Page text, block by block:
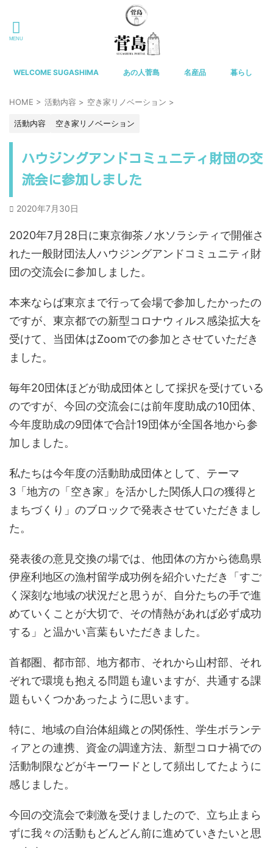
WELCOME SUGASHIMA あの人菅島 名産品 暮らし
HOME > 活動内容 > 空き家リノベーション >
活動内容 空き家リノベーション
ハウジングアンドコミュニティ財団の交
流会に参加しました
2020年7月30日
2020年7月28日に東京御茶ノ水ソラシティで開催さ
れた一般財団法人ハウジングアンドコミュニティ財
団の交流会に参加しました。
本来ならば東京まで行って会場で参加したかったの
ですが、東京都での新型コロナウィルス感染拡大を
受けて、当団体はZoomでの参加とさせていただき
ました。
毎年20団体ほどが助成団体として採択を受けている
のですが、今回の交流会には前年度助成の10団体、
今年度助成の9団体で合計19団体が全国各地から参
加しました。
私たちは今年度の活動助成団体として、テーマ
3「地方の「空き家」を活かした関係人口の獲得と
まちづくり」のブロックで発表させていただきまし
た。
発表後の意見交換の場では、他団体の方から徳島県
伊座利地区の漁村留学成功例を紹介いただき「すご
く深刻な地域の状況だと思うが、自分たちの手で進
めていくことが大切で、その情熱があれば必ず成功
する」と温かい言葉もいただきました。
首都圏、都市部、地方都市、それから山村部、それ
ぞれで環境も抱える問題も違いますが、共通する課
題もいくつかあったように思います。
特に、地域の自治体組織との関係性、学生ボランテ
ィアとの連携、資金の調達方法、新型コロナ禍での
活動制限などがキーワードとして頻出してたように
感じました。
今回の交流会で刺激を受けましたので、立ち止まら
ずに我々の活動もどんどん前に進めていきたいと思